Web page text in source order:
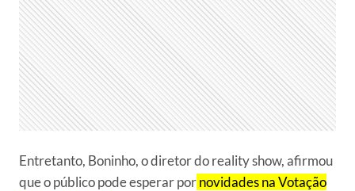
Entretanto, Boninho, o diretor do reality show, afirmou
que o público pode esperar pornovidades na Votação